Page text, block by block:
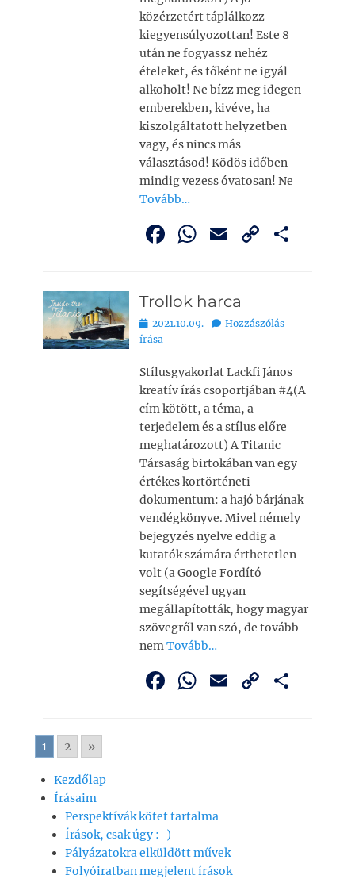
közérzetért táplálkozz
kiegyensúlyozottan! Este 8
után ne fogyassz nehéz
ételeket, és főként ne igyál
alkoholt! Ne bízz meg idegen
emberekben, kivéve, ha
kiszolgáltatott helyzetben
vagy, és nincs más
választásod! Ködös időben
mindig vezess óvatosan! Ne
Tovább…
F
e
b
o
o
k
W
s
A
p
p
E
l
C
y
Li
n
k g
Trollok harca
Bejegyezve
2021.10.09.
Hozzászólás
írása
Stílusgyakorlat Lackfi János
kreatív írás csoportjában #4(A
cím kötött, a téma, a
terjedelem és a stílus előre
meghatározott) A Titanic
Társaság birtokában van egy
értékes kortörténeti
dokumentum: a hajó bárjának
vendégkönyve. Mivel némely
bejegyzés nyelve eddig a
kutatók számára érthetetlen
volt (a Google Fordító
segítségével ugyan
megállapították, hogy magyar
szövegről van szó, de tovább
nemTovább…
F
o
o
k
W
p
E
C
1 2 »
Kezdőlap
Írásaim
Perspektívák kötet tartalma
Írások, csak úgy :-)
Pályázatokra elküldött művek
Folyóiratban megjelent írások